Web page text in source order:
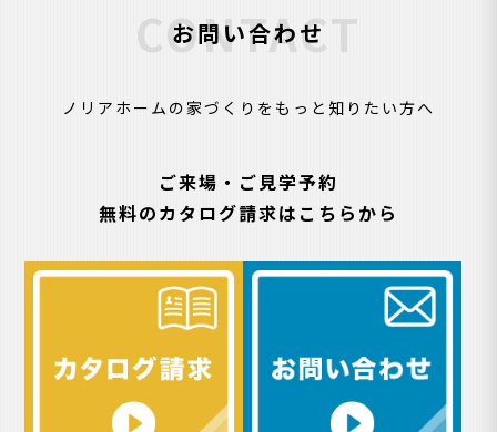
お問い合わせ
CONTACT
ノリアホームの家づくりをもっと知りたい方へ
ご来場・ご見学予約
無料のカタログ請求はこちらから